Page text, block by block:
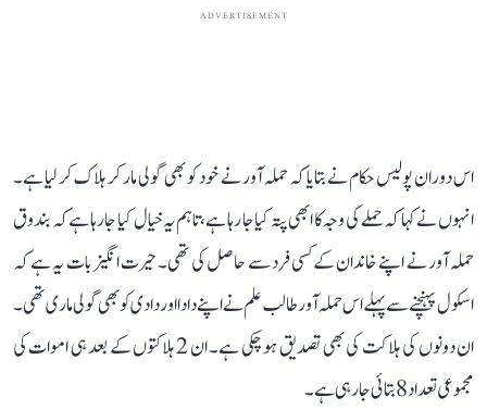
ADVERTISEMENT
اس دوران پولیس حکام نے بتایا کہ حملہ آور نے خود کو بھی گولی مار کر ہلاک کر لیا ہے۔
انہوں نے کہا کہ حملے کی وجہ کا ابھی پتہ کیا جا رہا ہے، تاہم یہ خیال کیا جا رہا ہے کہ بندوق
حملہ آور نے اپنے خاندان کے کسی فرد سے حاصل کی تھی۔ حیرت انگیز بات یہ ہے کہ
اسکول پہنچنے سے پہلے اس حملہ آور طالب علم نے اپنے دادا اور دادی کو بھی گولی ماری تھی۔
ان دونوں کی ہلاکت کی بھی تصدیق ہو چکی ہے۔ ان 2 ہلاکتوں کے بعد ہی اموات کی
مجموعی تعداد 8 بتائی جا رہی ہے۔